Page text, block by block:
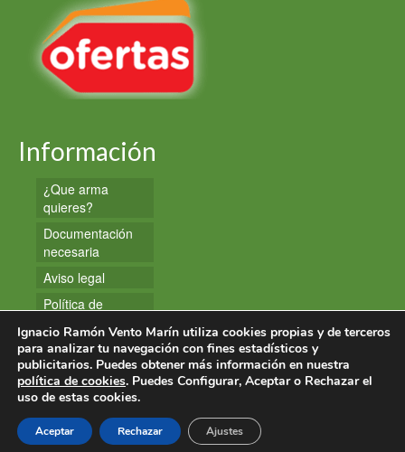
Información
¿Que arma
quieres?
Documentación
necesaria
Aviso legal
Política de
Política de
cookies
Ignacio Ramón Vento Marín utiliza cookies propias y de terceros
para analizar tu navegación con fines estadísticos y
publicitarios. Puedes obtener más información en nuestra
política de cookies. Puedes Configurar, Aceptar o Rechazar el
uso de estas cookies.
Aceptar Rechazar Ajustes